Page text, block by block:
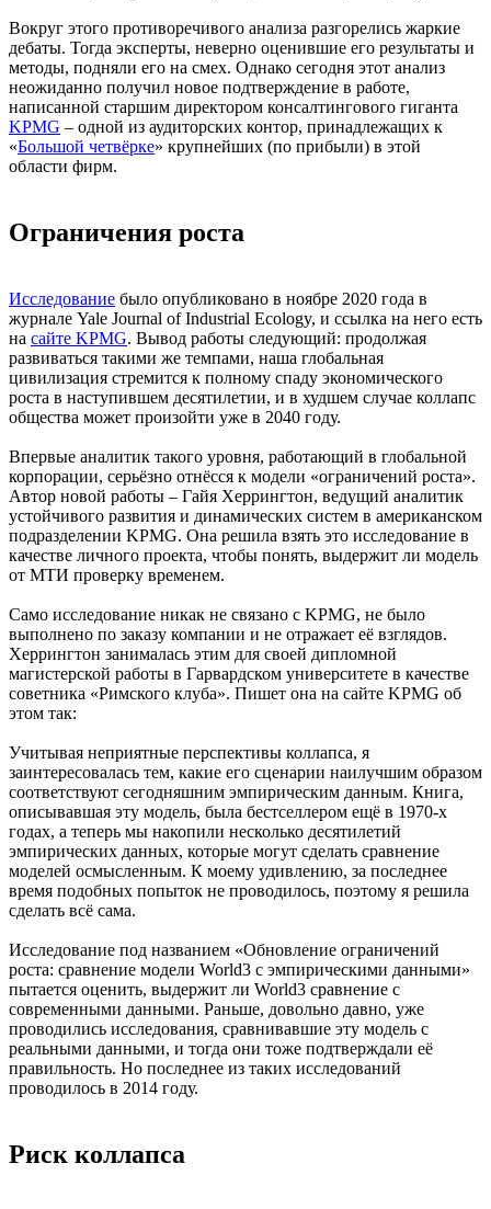
Вокруг этого противоречивого анализа разгорелись жаркие
дебаты. Тогда эксперты, неверно оценившие его результаты и
методы, подняли его на смех. Однако сегодня этот анализ
неожиданно получил новое подтверждение в работе,
написанной старшим директором консалтингового гиганта
KPMG – одной из аудиторских контор, принадлежащих к
«Большой четвёрке» крупнейших (по прибыли) в этой
области фирм.
Ограничения роста
Исследование было опубликовано в ноябре 2020 года в
журнале Yale Journal of Industrial Ecology, и ссылка на него есть
на сайте KPMG. Вывод работы следующий: продолжая
развиваться такими же темпами, наша глобальная
цивилизация стремится к полному спаду экономического
роста в наступившем десятилетии, и в худшем случае коллапс
общества может произойти уже в 2040 году.
Впервые аналитик такого уровня, работающий в глобальной
корпорации, серьёзно отнёсся к модели «ограничений роста».
Автор новой работы – Гайя Херрингтон, ведущий аналитик
устойчивого развития и динамических систем в американском
подразделении KPMG. Она решила взять это исследование в
качестве личного проекта, чтобы понять, выдержит ли модель
от МТИ проверку временем.
Само исследование никак не связано с KPMG, не было
выполнено по заказу компании и не отражает её взглядов.
Херрингтон занималась этим для своей дипломной
магистерской работы в Гарвардском университете в качестве
советника «Римского клуба». Пишет она на сайте KPMG об
этом так:
Учитывая неприятные перспективы коллапса, я
заинтересовалась тем, какие его сценарии наилучшим образом
соответствуют сегодняшним эмпирическим данным. Книга,
описывавшая эту модель, была бестселлером ещё в 1970-х
годах, а теперь мы накопили несколько десятилетий
эмпирических данных, которые могут сделать сравнение
моделей осмысленным. К моему удивлению, за последнее
время подобных попыток не проводилось, поэтому я решила
сделать всё сама.
Исследование под названием «Обновление ограничений
роста: сравнение модели World3 с эмпирическими данными»
пытается оценить, выдержит ли World3 сравнение с
современными данными. Раньше, довольно давно, уже
проводились исследования, сравнивавшие эту модель с
реальными данными, и тогда они тоже подтверждали её
правильность. Но последнее из таких исследований
проводилось в 2014 году.
Риск коллапса